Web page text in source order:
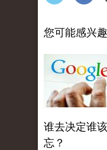
您可能感兴
谁去决定谁
忘？